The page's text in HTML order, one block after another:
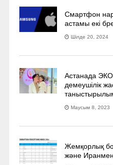
Смартфон
астамы екі
Шілде 20, 2024
Астанада
демеушілік
Маусым 8, 2023
Жемқорлық
және